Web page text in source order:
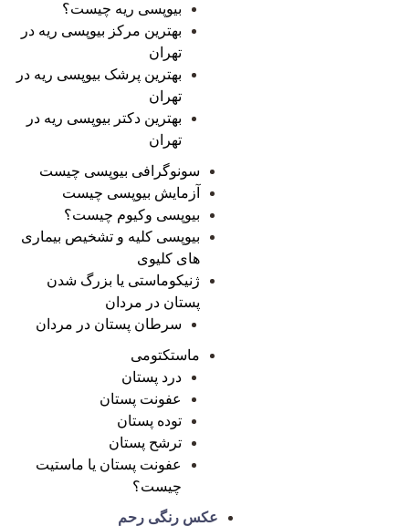
بیوپسی ریه چیست؟
بهترین مرکز بیوپسی ریه در
تهران
بهترین پرشک بیوپسی ریه در
تهران
بهترین دکتر بیوپسی ریه در
تهران
سونوگرافی بیوپسی چیست
آزمایش بیوپسی چیست
بیوپسی وکیوم چیست؟
بیوپسی کلیه و تشخیص بیماری
های کلیوی
ژنیکوماستی یا بزرگ شدن
پستان در مردان
سرطان پستان در مردان
ماستکتومی
درد پستان
عفونت پستان
توده پستان
ترشح پستان
عفونت پستان یا ماستیت
چیست؟
عکس رنگی رحم